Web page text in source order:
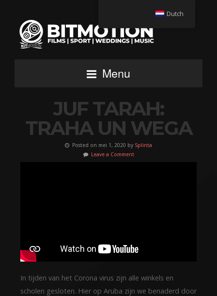
Menu
JUF TARAH:
TRAHA UN WEGA
Posted on mei 1, 2020 by Splinta
Leave a Comment
In tijden van het Corona virus zijn alle winkels en
scholen gesloten. Hier op Aruba zijn we benaderd door
Dutch